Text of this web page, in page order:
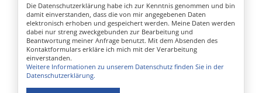
Die Datenschutzerklärung habe ich zur Kenntnis genommen und bin
damit einverstanden, dass die von mir angegebenen Daten
elektronisch erhoben und gespeichert werden. Meine Daten werden
dabei nur streng zweckgebunden zur Bearbeitung und
Beantwortung meiner Anfrage benutzt. Mit dem Absenden des
Kontaktformulars erkläre ich mich mit der Verarbeitung
einverstanden.
Weitere Informationen zu unserem Datenschutz finden Sie in der
Datenschutzerklärung.